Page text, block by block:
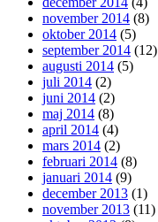
november 2014 (8)
oktober 2014 (5)
september 2014 (12)
augusti 2014 (5)
juli 2014 (2)
juni 2014 (2)
maj 2014 (8)
april 2014 (4)
mars 2014 (2)
februari 2014 (8)
januari 2014 (9)
december 2013 (1)
november 2013 (11)